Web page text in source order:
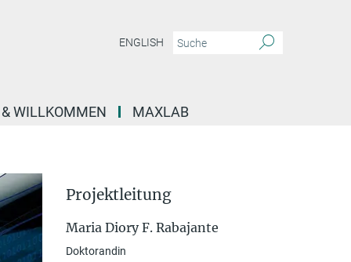
ENGLISH
& WILLKOMMEN MAXLAB
Projektleitung
Maria Diory F. Rabajante
Doktorandin